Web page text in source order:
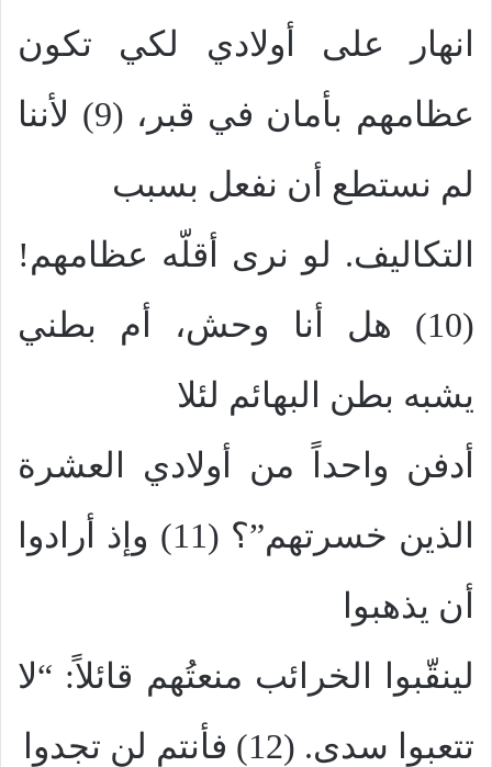
انهار على أولادي لكي تكون
عظامهم بأمان في قبر، (9) لأننا
لم نستطع أن نفعل بسبب
التكاليف. لو نرى أقلّه عظامهم!
(10) هل أنا وحش، أم بطني
يشبه بطن البهائم لئلا
أدفن واحداً من أولادي العشرة
الذين خسرتهم”؟ (11) وإذ أرادوا
أن يذهبوا
لينقّبوا الخرائب منعتُهم قائلاً: “لا
تتعبوا سدى. (12) فأنتم لن تجدوا